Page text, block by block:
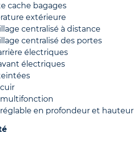
cache bagages
extérieure
centralisé à distance
centralisé des portes
électriques
électriques
en profondeur et hauteur